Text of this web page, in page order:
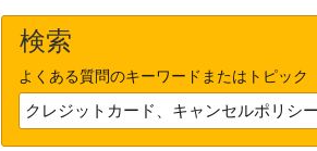
検索
よくある質問のキーワードまたはトピック